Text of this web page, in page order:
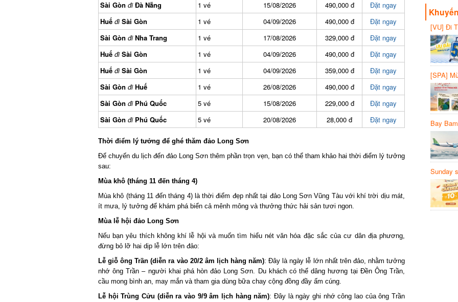
Sài Gòn đi Đà Nẵng 1 vé 15/08/2026 490,000 đ
Đặt ngay
Huế đi Sài Gòn 1 vé 04/09/2026 490,000 đ
Đặt ngay
Sài Gòn đi Nha Trang 1 vé 17/08/2026 329,000 đ
Đặt ngay
Huế đi Sài Gòn 1 vé 04/09/2026 490,000 đ
Đặt ngay
Huế đi Sài Gòn 1 vé 04/09/2026 359,000 đ
Đặt ngay
Sài Gòn đi Huế 1 vé 26/08/2026 490,000 đ
Đặt ngay
Sài Gòn đi Phú Quốc 5 vé 15/08/2026 229,000 đ
Đặt ngay
Sài Gòn đi Phú Quốc 5 vé 20/08/2026 28,000 đ Đặt ngay
Thời điểm lý tưởng để ghé thăm đảo Long Sơn
Để chuyến du lịch đến đảo Long Sơn thêm phần trọn vẹn, bạn có thể tham khảo hai thời điểm lý tưởng
sau:
Mùa khô (tháng 11 đến tháng 4)
Mùa khô (tháng 11 đến tháng 4) là thời điểm đẹp nhất tại đảo Long Sơn Vũng Tàu với khí trời dịu mát,
ít mưa, lý tưởng để khám phá biển cả mênh mông và thưởng thức hải sản tươi ngon.
Mùa lễ hội đảo Long Sơn
Nếu bạn yêu thích không khí lễ hội và muốn tìm hiểu nét văn hóa đặc sắc của cư dân địa phương,
đừng bỏ lỡ hai dịp lễ lớn trên đảo:
Lễ giỗ ông Trần (diễn ra vào 20/2 âm lịch hàng năm): Đây là ngày lễ lớn nhất trên đảo, nhằm tưởng
nhớ ông Trần – người khai phá hòn đảo Long Sơn. Du khách có thể dâng hương tại Đền Ông Trần,
cầu mong bình an, may mắn và tham gia dùng bữa chay cộng đồng đầy ấm cúng.
Lễ hội Trùng Cửu (diễn ra vào 9/9 âm lịch hàng năm): Đây là ngày ghi nhớ công lao của ông Trần
[VU] Đi
giảm
[SPA]
20%
Bay
Sunday